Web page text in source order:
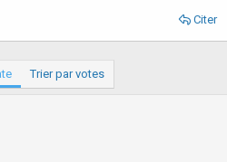
Citer
Trier par votes